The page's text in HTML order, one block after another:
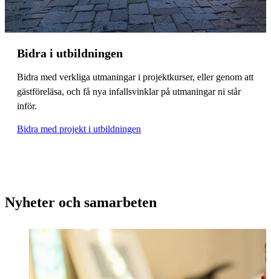
Bidra i utbildningen
Bidra med verkliga utmaningar i projektkurser, eller genom att
gästföreläsa, och få nya infallsvinklar på utmaningar ni står
inför.
Bidra med projekt i utbildningen
Nyheter och samarbeten